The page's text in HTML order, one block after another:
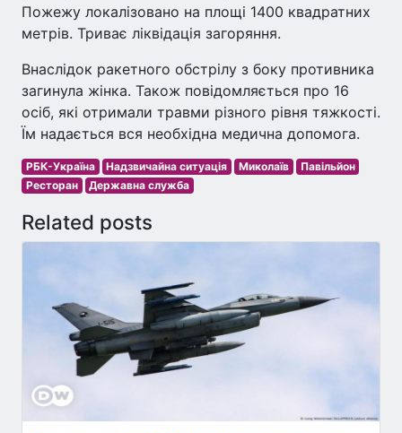
Пожежу локалізовано на площі 1400 квадратних
метрів. Триває ліквідація загоряння.
Внаслідок ракетного обстрілу з боку противника
загинула жінка. Також повідомляється про 16
осіб, які отримали травми різного рівня тяжкості.
Їм надається вся необхідна медична допомога.
РБК-Україна Надзвичайна ситуація Миколаїв
Павільйон
Ресторан
Державна служба
Related posts